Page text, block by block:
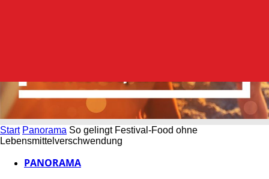
Start Panorama So gelingt Festival-Food ohne
Lebensmittelverschwendung
PANORAMA